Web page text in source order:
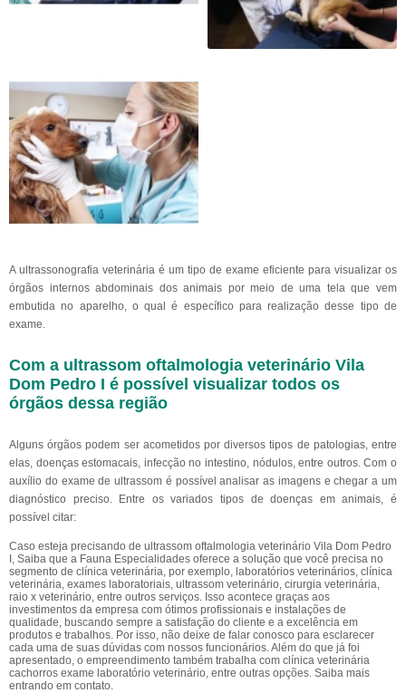
A ultrassonografia veterinária é um tipo de exame eficiente para visualizar os
órgãos internos abdominais dos animais por meio de uma tela que vem
embutida no aparelho, o qual é específico para realização desse tipo de
exame.
Com a ultrassom oftalmologia veterinário Vila
Dom Pedro I é possível visualizar todos os
órgãos dessa região
Alguns órgãos podem ser acometidos por diversos tipos de patologias, entre
elas, doenças estomacais, infecção no intestino, nódulos, entre outros. Com o
auxílio do exame de ultrassom é possível analisar as imagens e chegar a um
diagnóstico preciso. Entre os variados tipos de doenças em animais, é
possível citar:
Caso esteja precisando de ultrassom oftalmologia veterinário Vila Dom Pedro
I, Saiba que a Fauna Especialidades oferece a solução que você precisa no
segmento de clínica veterinária, por exemplo, laboratórios veterinários, clínica
veterinária, exames laboratoriais, ultrassom veterinário, cirurgia veterinária,
raio x veterinário, entre outros serviços. Isso acontece graças aos
investimentos da empresa com ótimos profissionais e instalações de
qualidade, buscando sempre a satisfação do cliente e a excelência em
produtos e trabalhos. Por isso, não deixe de falar conosco para esclarecer
cada uma de suas dúvidas com nossos funcionários. Além do que já foi
apresentado, o empreendimento também trabalha com clínica veterinária
cachorros exame laboratório veterinário, entre outras opções. Saiba mais
entrando em contato.